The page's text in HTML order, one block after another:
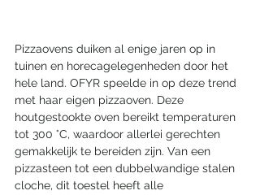
Pizzaovens duiken al enige jaren op in
tuinen en horecagelegenheden door het
hele land. OFYR speelde in op deze trend
met haar eigen pizzaoven. Deze
houtgestookte oven bereikt temperaturen
tot 300 °C, waardoor allerlei gerechten
gemakkelijk te bereiden zijn. Van een
pizzasteen tot een dubbelwandige stalen
cloche, dit toestel heeft alle